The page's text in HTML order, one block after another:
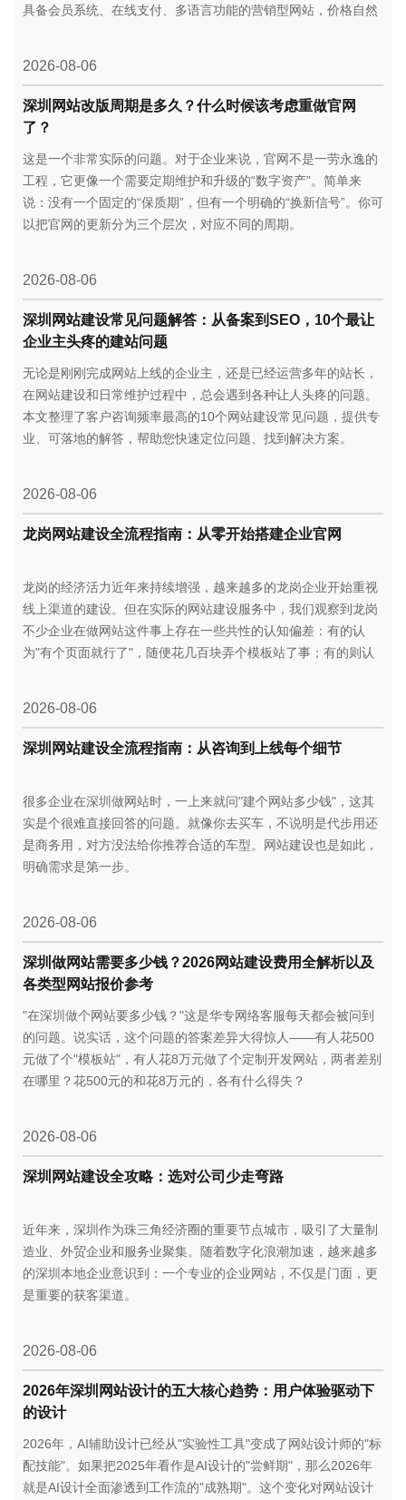
具备会员系统、在线支付、多语言功能的营销型网站，价格自然
2026-08-06
深圳网站改版周期是多久？什么时候该考虑重做官网
了？
这是一个非常实际的问题。对于企业来说，官网不是一劳永逸的
工程，它更像一个需要定期维护和升级的“数字资产”。简单来
说：没有一个固定的“保质期”，但有一个明确的“换新信号”。你可
以把官网的更新分为三个层次，对应不同的周期。
2026-08-06
深圳网站建设常见问题解答：从备案到SEO，10个最让
企业主头疼的建站问题
无论是刚刚完成网站上线的企业主，还是已经运营多年的站长，
在网站建设和日常维护过程中，总会遇到各种让人头疼的问题。
本文整理了客户咨询频率最高的10个网站建设常见问题，提供专
业、可落地的解答，帮助您快速定位问题、找到解决方案。
2026-08-06
龙岗网站建设全流程指南：从零开始搭建企业官网
龙岗的经济活力近年来持续增强，越来越多的龙岗企业开始重视
线上渠道的建设。但在实际的网站建设服务中，我们观察到龙岗
不少企业在做网站这件事上存在一些共性的认知偏差：有的认
为"有个页面就行了"，随便花几百块弄个模板站了事；有的则认
2026-08-06
深圳网站建设全流程指南：从咨询到上线每个细节
很多企业在深圳做网站时，一上来就问"建个网站多少钱"，这其
实是个很难直接回答的问题。就像你去买车，不说明是代步用还
是商务用，对方没法给你推荐合适的车型。网站建设也是如此，
明确需求是第一步。
2026-08-06
深圳做网站需要多少钱？2026网站建设费用全解析以及
各类型网站报价参考
"在深圳做个网站要多少钱？"这是华专网络客服每天都会被问到
的问题。说实话，这个问题的答案差异大得惊人——有人花500
元做了个"模板站"，有人花8万元做了个定制开发网站，两者差别
在哪里？花500元的和花8万元的，各有什么得失？
2026-08-06
深圳网站建设全攻略：选对公司少走弯路
​近年来，深圳作为珠三角经济圈的重要节点城市，吸引了大量制
造业、外贸企业和服务业聚集。随着数字化浪潮加速，越来越多
的深圳本地企业意识到：一个专业的企业网站，不仅是门面，更
是重要的获客渠道。
2026-08-06
2026年深圳网站设计的五大核心趋势：用户体验驱动下
的设计
2026年，AI辅助设计已经从"实验性工具"变成了网站设计师的"标
配技能"。如果把2025年看作是AI设计的"尝鲜期"，那么2026年
就是AI设计全面渗透到工作流的"成熟期"。这个变化对网站设计